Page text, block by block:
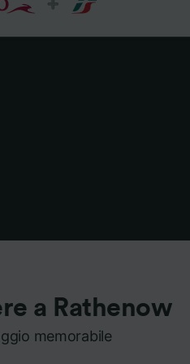
a Rathenow
memorabile